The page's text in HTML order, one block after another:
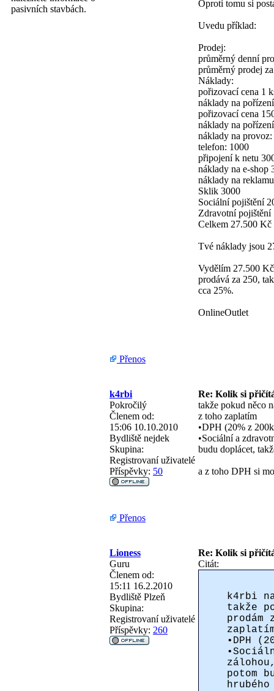
pasivních stavbách.
Oproti tomu si
Uvedu příklad:
Prodej:
průměrný denní
průměrný prodej
Náklady:
pořizovací cena 1
náklady na
pořizovací cena
náklady na
náklady na provoz:
telefon: 1000
připojení k netu
náklady na e-shop
náklady na
Sklik 3000
Sociální pojištění
Zdravotní pojištění
Celkem 27.500 Kč
Tvé náklady jsou
Vydělím 27.500
prodává za 250,
cca 25%.
OnlineOutlet
Přenos
k4rbi
Re: Kolik si
Pokročilý
Členem od:
15:06 10.10.2010
Bydliště nejdek
Skupina:
Registrovaní uživatelé
Příspěvky: 50
takže pokud něco
z toho zaplatím
•DPH (20% z
•Sociální a
budu doplácet,
a z toho DPH si
Přenos
Lioness
Re: Kolik si
Guru
Členem od:
15:11 16.2.2010
Bydliště Plzeň
Skupina:
Registrovaní uživatelé
Příspěvky: 260
Citát:
k4rbi
takže
•DPH
potom